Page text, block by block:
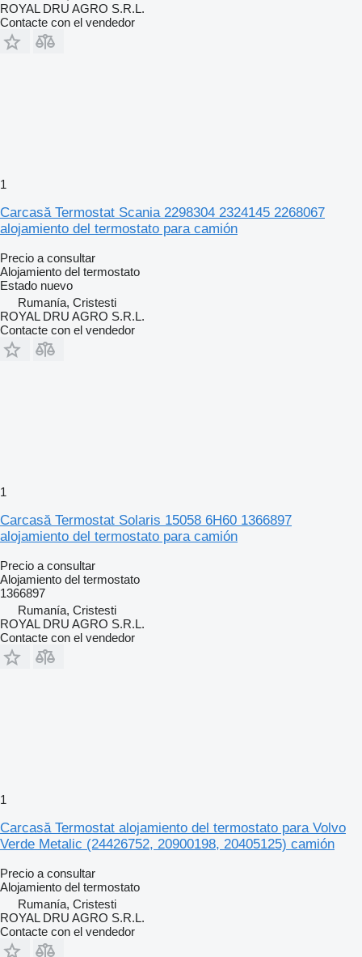
ROYAL DRU AGRO S.R.L.
Contacte con el vendedor
1
Carcasă Termostat Scania 2298304 2324145 2268067
alojamiento del termostato para camión
Precio a consultar
Alojamiento del termostato
Estado nuevo
Rumanía, Cristesti
ROYAL DRU AGRO S.R.L.
Contacte con el vendedor
1
Carcasă Termostat Solaris 15058 6H60 1366897
alojamiento del termostato para camión
Precio a consultar
Alojamiento del termostato
1366897
Rumanía, Cristesti
ROYAL DRU AGRO S.R.L.
Contacte con el vendedor
1
Carcasă Termostat alojamiento del termostato para Volvo
Verde Metalic (24426752, 20900198, 20405125) camión
Precio a consultar
Alojamiento del termostato
Rumanía, Cristesti
ROYAL DRU AGRO S.R.L.
Contacte con el vendedor